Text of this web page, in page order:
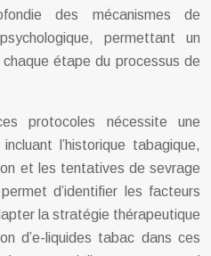
des mécanismes de
permettant un
étape du processus de
protocoles nécessite une
l’historique tabagique,
et les tentatives de sevrage
d’identifier les facteurs
la stratégie thérapeutique
d’e-liquides tabac dans ces